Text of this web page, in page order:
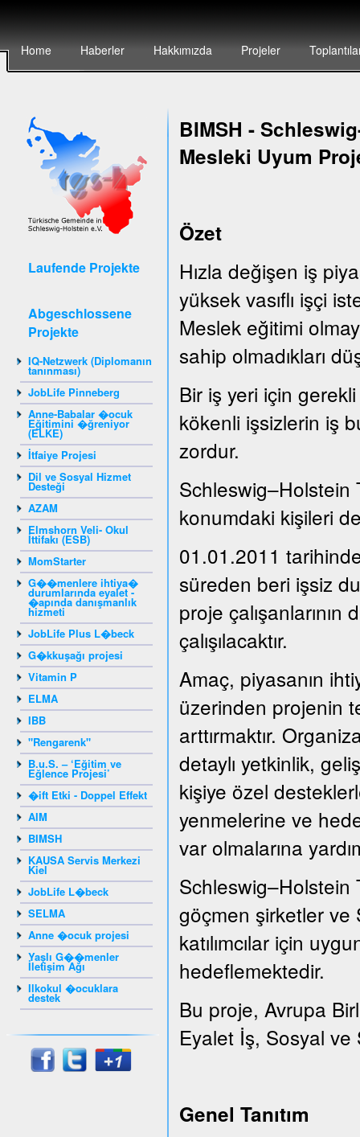
Home Haberler Hakkımızda Projeler
Laufende Projekte
Abgeschlossene
Projekte
IQ-Netzwerk (Diplomanın
tanınması)
JobLife Pinneberg
Anne-Babalar �ocuk
Eğitimini �ğreniyor
(ELKE)
İtfaiye Projesi
Dil ve Sosyal Hizmet
Desteği
AZAM
Elmshorn Veli- Okul
İttifakı (ESB)
MomStarter
G��menlere ihtiya�
durumlarında eyalet -
�apında danışmanlık
hizmeti
JobLife Plus L�beck
G�kkuşağı projesi
Vitamin P
ELMA
IBB
"Rengarenk"
B.u.S. – ‘Eğitim ve
Eğlence Projesi’
�ift Etki - Doppel Effekt
AIM
BIMSH
KAUSA Servis Merkezi
Kiel
JobLife L�beck
SELMA
Anne �ocuk projesi
Yaşlı G��menler
İletişim Ağı
Ilkokul �ocuklara
destek
BIMSH -
Mesleki Uyum
Özet
Hızla değişen iş
yüksek vasıflı işçi
Meslek eğitimi
sahip olmadıkları
Bir iş yeri için
kökenli işsizlerin iş
zordur.
Schleswig–Holstein
konumdaki kişileri
01.01.2011
süreden beri işsiz
proje çalışanlarının
çalışılacaktır.
Amaç, piyasanın
üzerinden projenin
arttırmaktır.
detaylı yetkinlik,
kişiye özel
yenmelerine ve
var olmalarına
Schleswig–Holstein
göçmen şirketler ve
katılımcılar için
hedeflemektedir.
Bu proje, Avrupa
Eyalet İş, Sosyal ve
Genel Tanıtım